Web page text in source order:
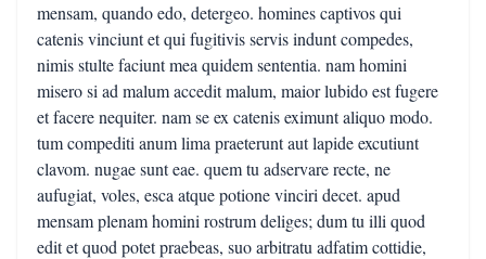
mensam, quando edo, detergeo. homines captivos qui
catenis vinciunt et qui fugitivis servis indunt compedes,
nimis stulte faciunt mea quidem sententia. nam homini
misero si ad malum accedit malum, maior lubido est fugere
et facere nequiter. nam se ex catenis eximunt aliquo modo.
tum compediti anum lima praeterunt aut lapide excutiunt
clavom. nugae sunt eae. quem tu adservare recte, ne
aufugiat, voles, esca atque potione vinciri decet. apud
mensam plenam homini rostrum deliges; dum tu illi quod
edit et quod potet praebeas, suo arbitratu adfatim cottidie,